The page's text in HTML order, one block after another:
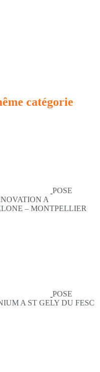
catégorie
POSE
A
– MONTPELLIER
POSE
A ST GELY DU FESC